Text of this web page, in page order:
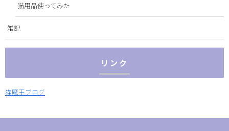
猫用品使ってみた
雑記
リンク
猫魔王ブログ